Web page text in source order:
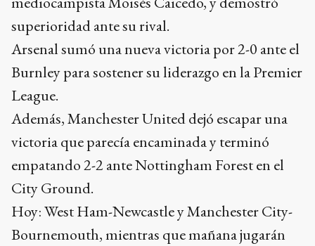
superioridad ante su rival.
Arsenal sumó una nueva victoria por 2-0 ante el
Burnley para sostener su liderazgo en la Premier
League.
Además, Manchester United dejó escapar una
victoria que parecía encaminada y terminó
empatando 2-2 ante Nottingham Forest en el
City Ground.
Hoy: West Ham-Newcastle y Manchester City-
Bournemouth, mientras que mañana jugarán